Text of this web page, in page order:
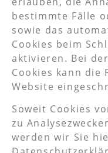
bestimmte Fälle
sowie das
Cookies beim
aktivieren. Bei
Cookies kann
Website
Soweit Cookies
zu
werden wir Sie